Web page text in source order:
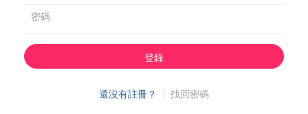
密碼
登錄
還沒有註冊？ | 找回密碼